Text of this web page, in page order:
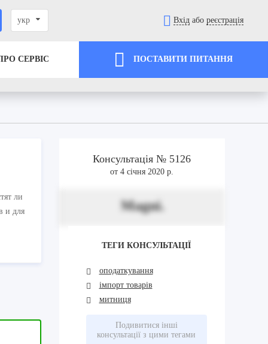
укр Вхід або реєстрація
СЕРВІС ПОСТАВИТИ ПИТАННЯ
ли
и для
Консультація № 5126
от 4 січня 2020 р.
Magni.
ТЕГИ КОНСУЛЬТАЦІЇ
оподаткування
імпорт товарів
митниця
Подивитися інші
консультації з цими тегами